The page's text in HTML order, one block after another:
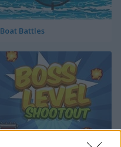
Boat Battles